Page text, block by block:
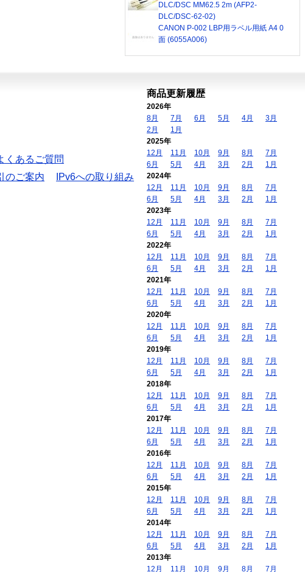
DLC/DSC MM62.5 2m (AFP2-
DLC/DSC-62-02)
CANON P-002 LBP用ラベル用紙 A4 0
面 (6055A006)
くあるご質問
のご案内
IPv6への取り組み
商品更新履歴
2026年
8月
7月 6月 5月 4月
3月
2月
1月
2025年
12月
11月 10月 9月 8月
7月
6月
5月 4月 3月 2月
1月
2024年
12月
11月 10月 9月 8月
7月
6月
5月 4月 3月 2月
1月
2023年
12月
11月 10月 9月 8月
7月
6月
5月 4月 3月 2月
1月
2022年
12月
11月 10月 9月 8月
7月
6月
5月 4月 3月 2月
1月
2021年
12月
11月 10月 9月 8月
7月
6月
5月 4月 3月 2月
1月
2020年
12月
11月 10月 9月 8月
7月
6月
5月 4月 3月 2月
1月
2019年
12月
11月 10月 9月 8月
7月
6月
5月 4月 3月 2月
1月
2018年
12月
11月 10月 9月 8月
7月
6月
5月 4月 3月 2月
1月
2017年
12月
11月 10月 9月 8月
7月
6月
5月 4月 3月 2月
1月
2016年
12月
11月 10月 9月 8月
7月
6月
5月 4月 3月 2月
1月
2015年
12月
11月 10月 9月 8月
7月
6月
5月 4月 3月 2月
1月
2014年
12月
11月 10月 9月 8月
7月
6月
5月 4月 3月 2月
1月
2013年
12月
11月 10月 9月 8月 7月